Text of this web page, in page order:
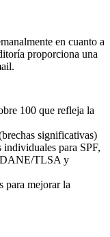
en cuanto a
proporciona una
100 que refleja la
significativas)
individuales para SPF,
TLSA y
para mejorar la